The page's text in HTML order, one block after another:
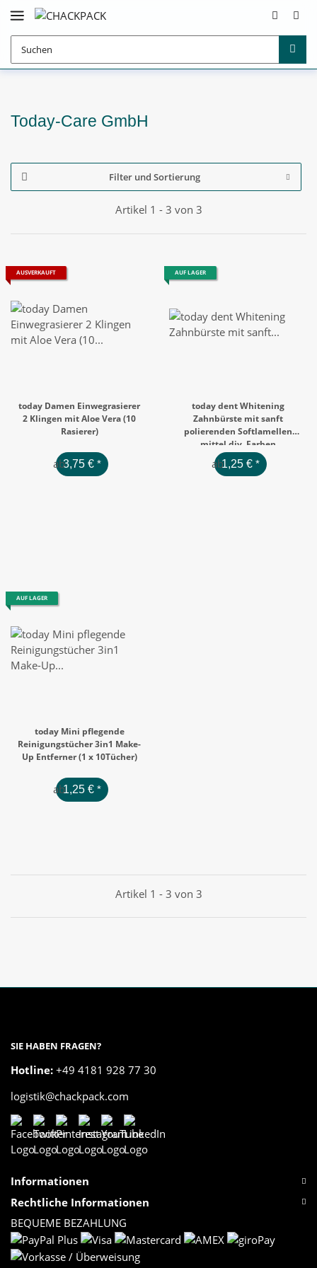
Today-Care GmbH
Filter und Sortierung
Artikel 1 - 3 von 3
AUSVERKAUFT
today Damen Einwegrasierer
2 Klingen mit Aloe Vera (10
Rasierer)
ab3,75 €*
AUF LAGER
today dent Whitening
Zahnbürste mit sanft
polierenden Softlamellen
mittel div. Farben
ab1,25 €*
AUF LAGER
today Mini pflegende
Reinigungstücher 3in1 Make-
Up Entferner (1 x 10Tücher)
ab1,25 €*
Artikel 1 - 3 von 3
SIE HABEN FRAGEN?
Hotline: +49 4181 928 77 30
logistik@chackpack.com
Informationen
Rechtliche Informationen
BEQUEME BEZAHLUNG